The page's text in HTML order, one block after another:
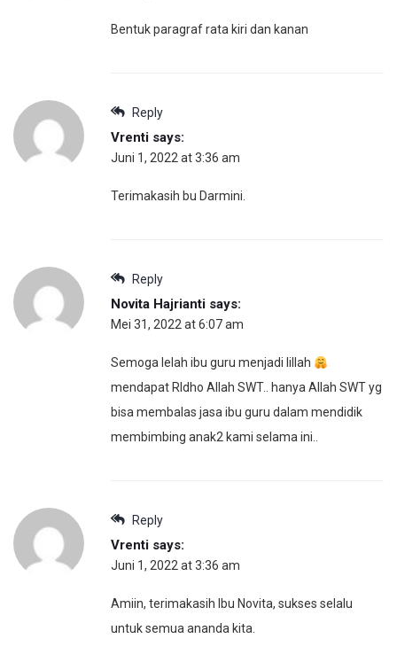
Bentuk paragraf rata kiri dan kanan
Reply
Vrenti says:
Juni 1, 2022 at 3:36 am
Terimakasih bu Darmini.
Reply
Novita Hajrianti says:
Mei 31, 2022 at 6:07 am
Semoga lelah ibu guru menjadi lillah
mendapat RIdho Allah SWT.. hanya Allah SWT yg
bisa membalas jasa ibu guru dalam mendidik
membimbing anak2 kami selama ini..
Reply
Vrenti says:
Juni 1, 2022 at 3:36 am
Amiin, terimakasih Ibu Novita, sukses selalu
untuk semua ananda kita.